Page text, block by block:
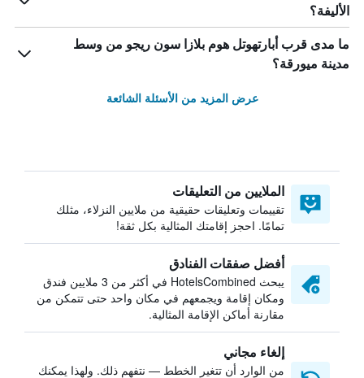
الأليفة؟
ما مدى قرب أبارتهوتل هوم بلازا سون ريجو من وسط
مدينة ميورقة؟
عرض المزيد من الأسئلة الشائعة
الملايين من التعليقات
تقييمات وتعليقات حقيقية من ملايين النزلاء، مثلك
تمامًا. احجز إقامتك المثالية بكل ثقة!
أفضل صفقات الفنادق
يبحث HotelsCombined في أكثر من 3 ملايين فندق
ومكان إقامة ويجمعهم في مكان واحد حتى تتمكن من
مقارنة أماكن الإقامة المثالية.
إلغاء مجاني
من الوارد أن تتغير الخطط — نتفهم ذلك. ولهذا يمكنك